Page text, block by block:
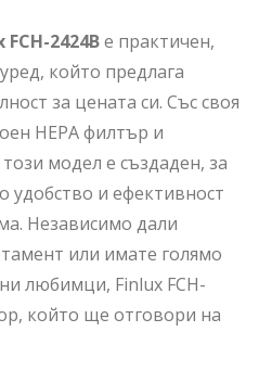
2424Bе практичен,
който предлага
за цената си. Със своя
HEPA филтър и
модел е създаден, за
удобство и ефективност
Независимо дали
или имате голямо
любимци, Finlux FCH-
който ще отговори на